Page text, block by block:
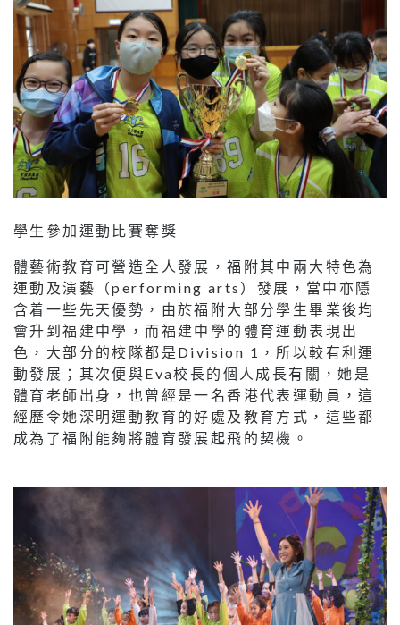
學生參加運動比賽奪獎
體藝術教育可營造全人發展，福附其中兩大特色為
運動及演藝（performing arts）發展，當中亦隱
含着一些先天優勢，由於福附大部分學生畢業後均
會升到福建中學，而福建中學的體育運動表現出
色，大部分的校隊都是Division 1，所以較有利運
動發展；其次便與Eva校長的個人成長有關，她是
體育老師出身，也曾經是一名香港代表運動員，這
經歷令她深明運動教育的好處及教育方式，這些都
成為了福附能夠將體育發展起飛的契機。